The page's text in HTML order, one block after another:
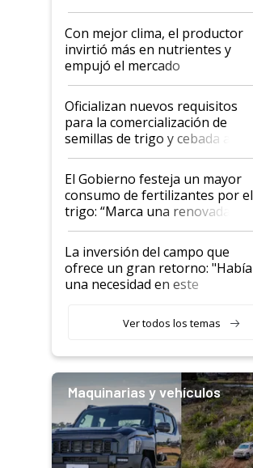
conflicto en Medio Oriente
Con mejor clima, el productor
invirtió más en nutrientes y
empujó el mercado
Oficializan nuevos requisitos
para la comercialización de
semillas de trigo y cebada a
granel
El Gobierno festeja un mayor
consumo de fertilizantes por el
trigo: “Marca una renovada
confianza de los productores”
La inversión del campo que
ofrece un gran retorno: "Había
una necesidad en este
Ver todos los temas
Maquinarias y vehículos